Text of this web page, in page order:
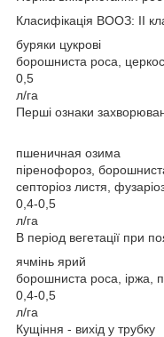
Класифікація ВООЗ: ІІ
буряки цукрові
борошниста роса,
0,5
л/га
Перші ознаки
пшеничная озима
піренофороз,
септоріоз листя,
0,4-0,5
л/га
В період вегетації при
ячмінь ярий
борошниста роса, іржа,
0,4-0,5
л/га
Кущіння - вихід у трубку